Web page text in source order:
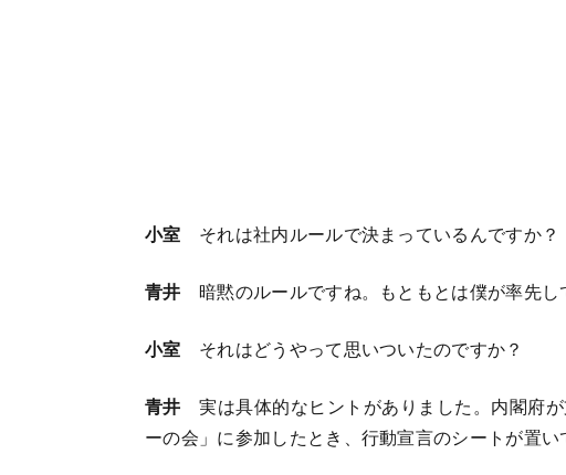
小室 それは社内ルールで決まっているんですか？
青井 暗黙のルールですね。もともとは僕が率先し
小室 それはどうやって思いついたのですか？
青井 実は具体的なヒントがありました。内閣府
ーの会」に参加したとき、行動宣言のシートが置い